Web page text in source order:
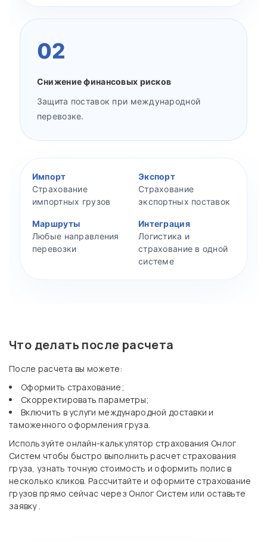
02
Снижение финансовых рисков
Защита поставок при международной
перевозке.
Импорт
Страхование
импортных грузов
Экспорт
Страхование
экспортных поставок
Маршруты
Любые направления
перевозки
Интеграция
Логистика и
страхование в одной
системе
Что делать после расчета
После расчета вы можете:
Оформить страхование;
Скорректировать параметры;
Включить в услуги международной доставки и
таможенного оформления груза.
Используйте онлайн-калькулятор страхования Онлог
Систем чтобы быстро выполнить расчет страхования
груза, узнать точную стоимость и оформить полис в
несколько кликов. Рассчитайте и оформите страхование
грузов прямо сейчас через Онлог Систем или оставьте
заявку .